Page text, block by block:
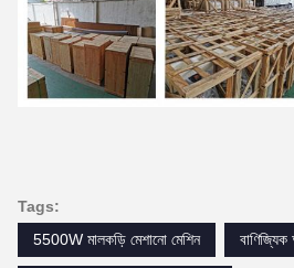
Tags:
5500W মালকড়ি মেশানো মেশিন